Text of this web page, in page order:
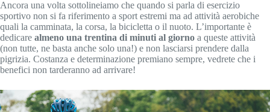
Ancora una volta sottolineiamo che quando si parla di esercizio
sportivo non si fa riferimento a sport estremi ma ad attività aerobiche
quali la camminata, la corsa, la bicicletta o il nuoto. L’importante è
dedicare almeno una trentina di minuti al giorno a queste attività
(non tutte, ne basta anche solo una!) e non lasciarsi prendere dalla
pigrizia. Costanza e determinazione premiano sempre, vedrete che i
benefici non tarderanno ad arrivare!